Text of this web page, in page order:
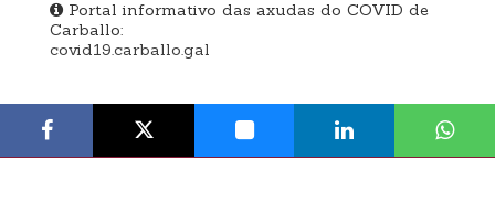
Portal informativo das axudas do COVID de
Carballo:
covid19.carballo.gal